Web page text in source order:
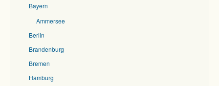
Bayern
Ammersee
Berlin
Brandenburg
Bremen
Hamburg